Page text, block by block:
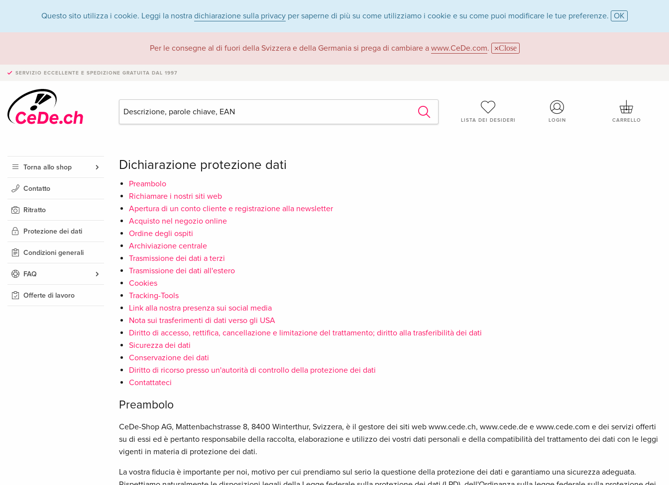
Questo sito utilizza i cookie. Leggi la nostra dichiarazione sulla privacy per saperne di più su come utilizziamo i cookie e su come puoi modificare le tue preferenze. OK
Per le consegne al di fuori della Svizzera e della Germania si prega di cambiare a www.CeDe.com. Close
SERVIZIO ECCELLENTE E SPEDIZIONE GRATUITA DAL 1997
LISTA DEI DESIDERI LOGIN CARRELLO
Torna allo shop
Contatto
Ritratto
Protezione dei dati
Condizioni generali
FAQ
Offerte di lavoro
Dichiarazione protezione dati
Preambolo
Richiamare i nostri siti web
Apertura di un conto cliente e registrazione alla newsletter
Acquisto nel negozio online
Ordine degli ospiti
Archiviazione centrale
Trasmissione dei dati a terzi
Trasmissione dei dati all'estero
Cookies
Tracking-Tools
Link alla nostra presenza sui social media
Nota sui trasferimenti di dati verso gli USA
Diritto di accesso, rettifica, cancellazione e limitazione del trattamento; diritto alla trasferibilità dei dati
Sicurezza dei dati
Conservazione dei dati
Diritto di ricorso presso un'autorità di controllo della protezione dei dati
Contattateci
Preambolo
CeDe-Shop AG, Mattenbachstrasse 8, 8400 Winterthur, Svizzera, è il gestore dei siti web www.cede.ch, www.cede.de e www.cede.com e dei servizi offerti
su di essi ed è pertanto responsabile della raccolta, elaborazione e utilizzo dei vostri dati personali e della compatibilità del trattamento dei dati con le leggi
vigenti in materia di protezione dei dati.
La vostra fiducia è importante per noi, motivo per cui prendiamo sul serio la questione della protezione dei dati e garantiamo una sicurezza adeguata.